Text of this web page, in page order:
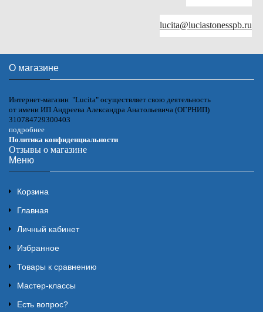
lucita@luciastonesspb.ru
О магазине
Интернет-магазин "Lucita" осуществляет свою деятельность
от имени ИП Андреева Александра Анатольевича (ОГРНИП)
310784729300403
подробнее
Политика конфиденциальности
Отзывы о магазине
Меню
Корзина
Главная
Личный кабинет
Избранное
Товары к сравнению
Мастер-классы
Есть вопрос?